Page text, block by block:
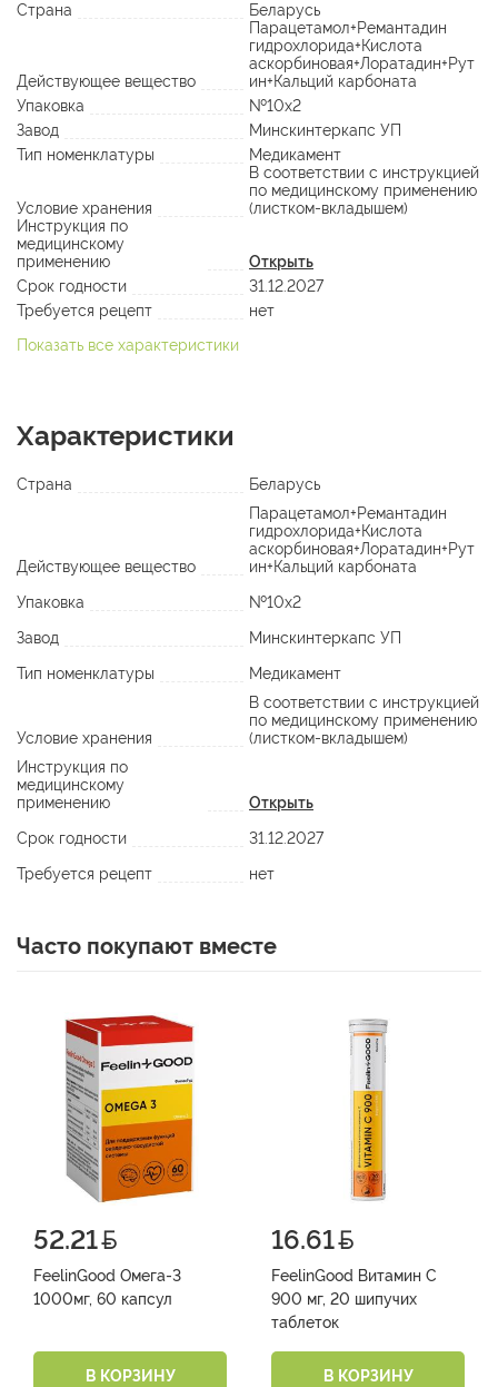
Страна Беларусь
Действующее вещество
Парацетамол+Ремантадин
гидрохлорида+Кислота
аскорбиновая+Лоратадин+Рут
ин+Кальций карбоната
Упаковка
№10х2
Завод
Минскинтеркапс УП
Тип номенклатуры
Медикамент
Условие хранения
В соответствии с инструкцией
по медицинскому применению
(листком-вкладышем)
Инструкция по
медицинскому
применению
Открыть
Срок годности
31.12.2027
Требуется рецепт
нет
Показать все характеристики
Характеристики
Страна Беларусь
Действующее вещество
Парацетамол+Ремантадин
гидрохлорида+Кислота
аскорбиновая+Лоратадин+Рут
ин+Кальций карбоната
Упаковка
№10х2
Завод
Минскинтеркапс УП
Тип номенклатуры
Медикамент
Условие хранения
В соответствии с инструкцией
по медицинскому применению
(листком-вкладышем)
Инструкция по
медицинскому
применению
Открыть
Срок годности
31.12.2027
Требуется рецепт
нет
Часто покупают вместе
52.21
FeelinGood Омега-3
1000мг, 60 капсул
В КОРЗИНУ
16.61
FeelinGood Витамин С
900 мг, 20 шипучих
таблеток
В КОРЗИНУ